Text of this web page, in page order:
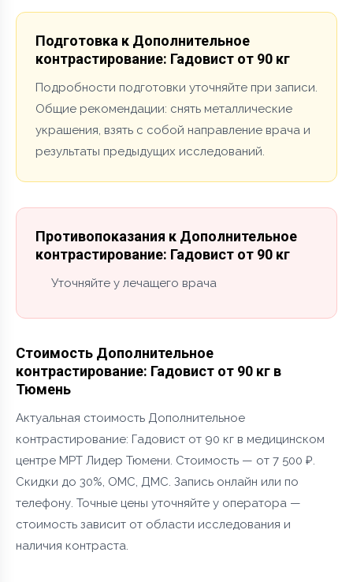
Подготовка к Дополнительное
контрастирование: Гадовист от 90 кг
Подробности подготовки уточняйте при записи.
Общие рекомендации: снять металлические
украшения, взять с собой направление врача и
результаты предыдущих исследований.
Противопоказания к Дополнительное
контрастирование: Гадовист от 90 кг
Уточняйте у лечащего врача
Стоимость Дополнительное
контрастирование: Гадовист от 90 кг в
Тюмень
Актуальная стоимость Дополнительное
контрастирование: Гадовист от 90 кг в медицинском
центре МРТ Лидер Тюмени. Стоимость — от 7 500 ₽.
Скидки до 30%, ОМС, ДМС. Запись онлайн или по
телефону. Точные цены уточняйте у оператора —
стоимость зависит от области исследования и
наличия контраста.